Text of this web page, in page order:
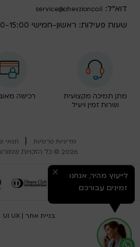
דוא”ל: service@ohevzion.co.il
שעות פעילות: ראשון-חמישי 9:00-15:00
מתן תמיכה מקצועית
ושרות זמין ויעיל
רכישה
מדיניות פרטיות תנאי
2026 © כל הזכויות שמורות לקבוצת אוהב ציון
בניית אתר | UI UX
לייעוץ מהיר, אנחנו
זמינים עבורכם